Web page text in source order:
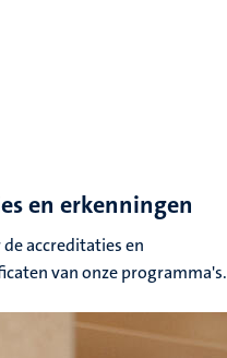
en erkenningen
de accreditaties en
van onze programma's.